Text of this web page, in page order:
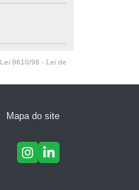
Lei 9610/98 - Lei de
Mapa do site